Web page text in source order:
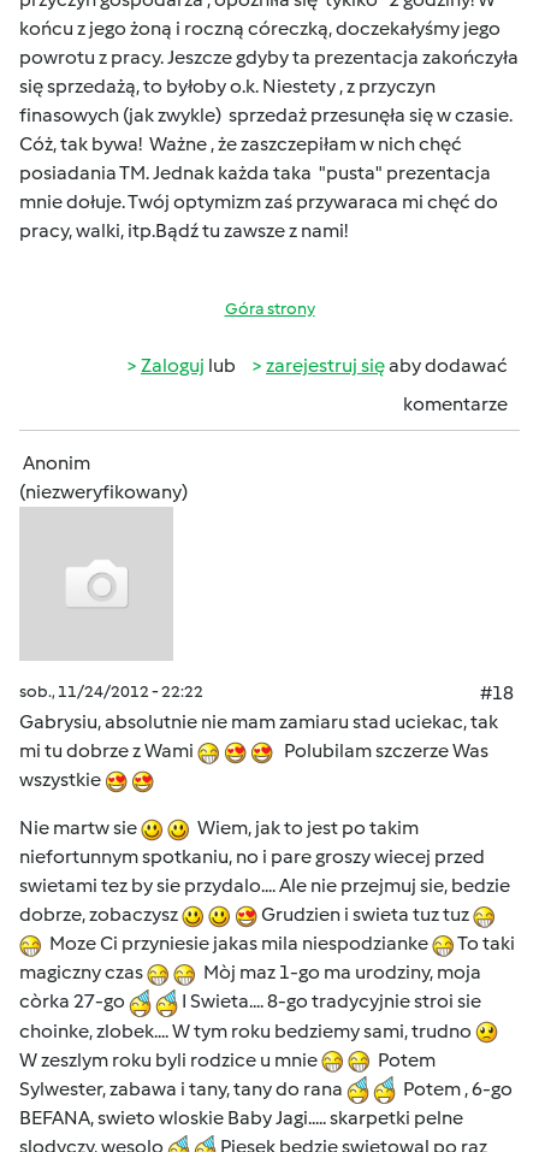
końcu z jego żoną i roczną córeczką, doczekałyśmy jego
powrotu z pracy. Jeszcze gdyby ta prezentacja zakończyła
się sprzedażą, to byłoby o.k. Niestety , z przyczyn
finasowych (jak zwykle) sprzedaż przesunęła się w czasie.
Cóż, tak bywa! Ważne , że zaszczepiłam w nich chęć
posiadania TM. Jednak każda taka "pusta" prezentacja
mnie dołuje. Twój optymizm zaś przywaraca mi chęć do
pracy, walki, itp.Bądź tu zawsze z nami!
Góra strony
Zaloguj lub zarejestruj sięaby dodawać
komentarze
Anonim
(niezweryfikowany)
sob., 11/24/2012 - 22:22
#18
Gabrysiu, absolutnie nie mam zamiaru stad uciekac, tak
mi tu dobrze z Wami
Polubilam szczerze Was
wszystkie
Nie martw sie
Wiem, jak to jest po takim
niefortunnym spotkaniu, no i pare groszy wiecej przed
swietami tez by sie przydalo.... Ale nie przejmuj sie, bedzie
dobrze, zobaczysz
Grudzien i swieta tuz tuz
Moze Ci przyniesie jakas mila niespodzianke
To taki
magiczny czas
Mòj maz 1-go ma urodziny, moja
còrka 27-go
I Swieta.... 8-go tradycyjnie stroi sie
choinke, zlobek.... W tym roku bedziemy sami, trudno
W zeszlym roku byli rodzice u mnie
Potem
Sylwester, zabawa i tany, tany do rana
Potem , 6-go
BEFANA, swieto wloskie Baby Jagi..... skarpetki pelne
slodyczy, wesolo
Piesek bedzie swietowal po raz